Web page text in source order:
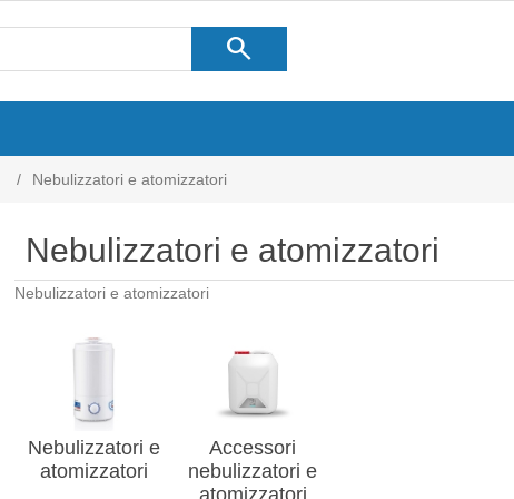
search
/ Nebulizzatori e atomizzatori
Nebulizzatori e atomizzatori
Nebulizzatori e atomizzatori
Nebulizzatori e
atomizzatori
Accessori
nebulizzatori e